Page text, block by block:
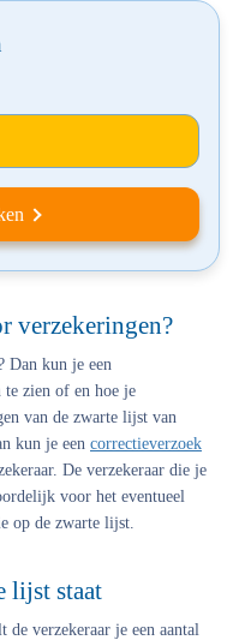
verzekeringen?
Dan kun je een
zien of en hoe je
van de zwarte lijst van
kun je een correctieverzoek
De verzekeraar die je
voor het eventueel
op de zwarte lijst.
lijst staat
de verzekeraar je een aantal